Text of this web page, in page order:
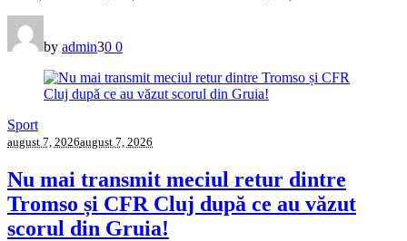
by admin30 0
Sport
august 7, 2026august 7, 2026
Nu mai transmit meciul retur dintre
Tromso și CFR Cluj după ce au văzut
scorul din Gruia!